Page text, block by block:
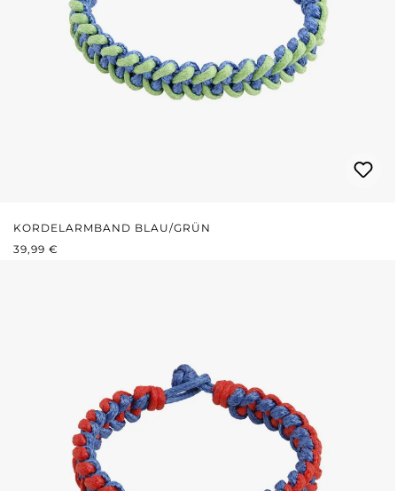
KORDELARMBAND BLAU/GRÜN
REGULÄRER PREIS:
39,99 €